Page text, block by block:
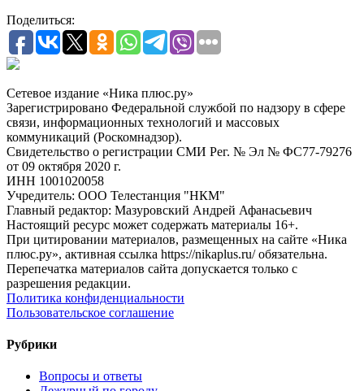
Поделиться:
Сетевое издание «Ника плюс.ру»
Зарегистрировано Федеральной службой по надзору в сфере
связи, информационных технологий и массовых
коммуникаций (Роскомнадзор).
Свидетельство о регистрации СМИ Рег. № Эл № ФС77-79276
от 09 октября 2020 г.
ИНН 1001020058
Учредитель: ООО Телестанция "НКМ"
Главный редактор: Мазуровский Андрей Афанасьевич
Настоящий ресурс может содержать материалы 16+.
При цитировании материалов, размещенных на сайте «Ника
плюс.ру», активная ссылка https://nikaplus.ru/ обязательна.
Перепечатка материалов сайта допускается только с
разрешения редакции.
Политика конфиденциальности
Пользовательское соглашение
Рубрики
Вопросы и ответы